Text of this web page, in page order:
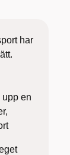
har
upp en